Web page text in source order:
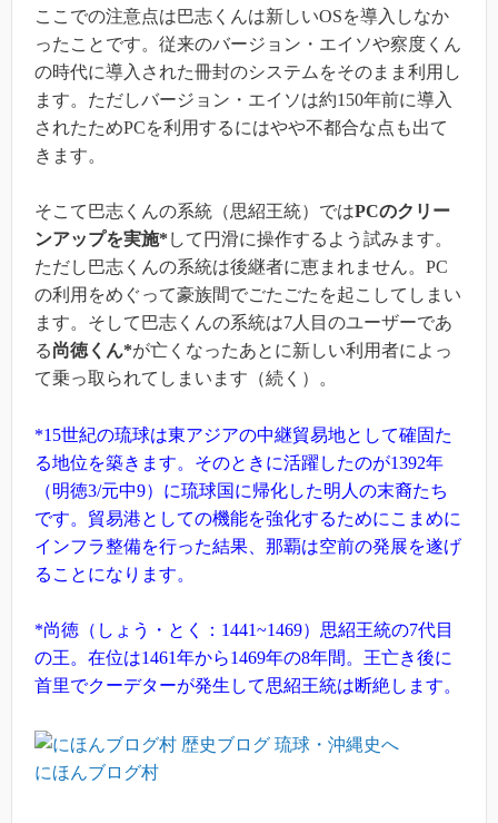
ここでの注意点は巴志くんは新しいOSを導入しなか
ったことです。従来のバージョン・エイソや察度くん
の時代に導入された冊封のシステムをそのまま利用し
ます。ただしバージョン・エイソは約150年前に導入
されたためPCを利用するにはやや不都合な点も出て
きます。
そこて巴志くんの系統（思紹王統）ではPCのクリー
ンアップを実施* して円滑に操作するよう試みます。
ただし巴志くんの系統は後継者に恵まれません。PC
の利用をめぐって豪族間でごたごたを起こしてしまい
ます。そして巴志くんの系統は7人目のユーザーであ
る尚徳くん*が亡くなったあとに新しい利用者によっ
て乗っ取られてしまいます（続く）。
*15世紀の琉球は東アジアの中継貿易地として確固た
る地位を築きます。そのときに活躍したのが1392年
（明徳3/元中9）に琉球国に帰化した明人の末裔たち
です。貿易港としての機能を強化するためにこまめに
インフラ整備を行った結果、那覇は空前の発展を遂げ
ることになります。
*尚徳（しょう・とく：1441~1469）思紹王統の7代目
の王。在位は1461年から1469年の8年間。王亡き後に
首里でクーデターが発生して思紹王統は断絶します。
にほんブログ村